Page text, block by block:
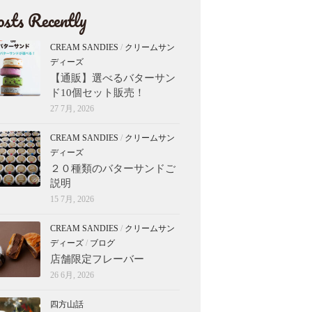
Recently
CREAM SANDIES / クリームサン
ディーズ
【通販】選べるバターサン
ド10個セット販売！
27 7月, 2026
CREAM SANDIES / クリームサン
ディーズ
２０種類のバターサンドご
説明
15 7月, 2026
CREAM SANDIES / クリームサン
ディーズ / ブログ
店舗限定フレーバー
26 6月, 2026
四方山話